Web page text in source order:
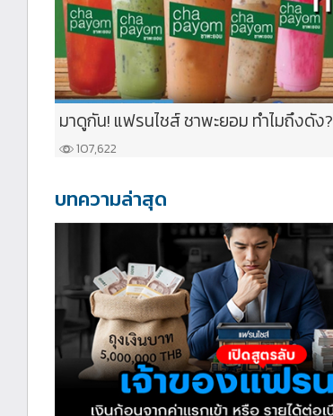
มาดูกัน! แฟรนไชส์ ชาพะยอม ทำไมถึงดัง?
107,622
บทความล่าสุด